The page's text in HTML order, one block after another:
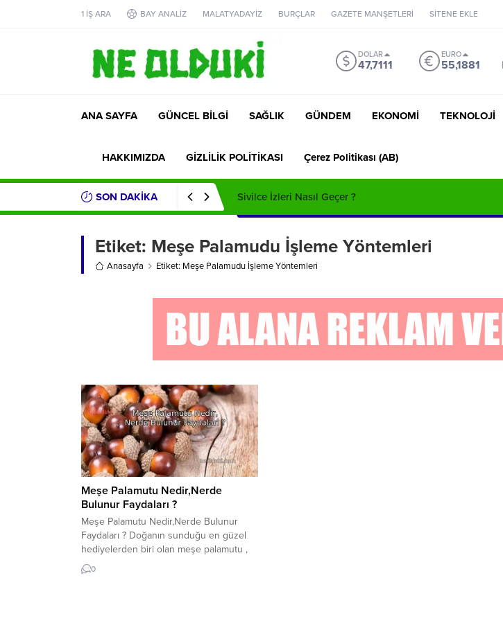
1 İŞ ARA BAY ANALİZ MALATYADAYİZ BURÇLAR GAZETE MANŞETLERİ SİTENE EKLE
DOLAR
47,7111
EURO
55,1881
ANA SAYFA GÜNCEL BİLGİ SAĞLIK GÜNDEM EKONOMİ TEKNOLOJİ
HAKKIMIZDA GİZLİLİK POLİTİKASI Çerez Politikası (AB)
SON DAKİKA Sivilce İzleri Nasıl Geçer ?
Etiket: Meşe Palamudu İşleme Yöntemleri
Anasayfa Etiket: Meşe Palamudu İşleme Yöntemleri
Meşe Palamutu Nedir,Nerde
Bulunur Faydaları ?
Meşe Palamutu Nedir,Nerde Bulunur
Faydaları ? Doğanın sunduğu en güzel
hediyelerden biri olan meşe palamutu ,
hem besin kaynağı hem de ekosistem
için önemlidir. Bu küçük ama etkili
0